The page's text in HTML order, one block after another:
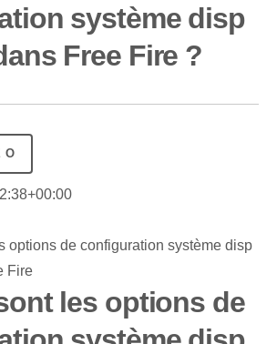
système disp
Free Fire ?
les options de